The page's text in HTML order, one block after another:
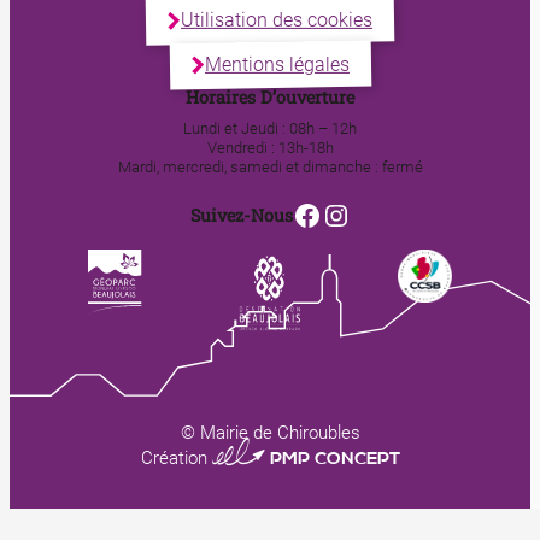
Utilisation des cookies
Mentions légales
Horaires D’ouverture
Lundi et Jeudi : 08h – 12h
Vendredi : 13h-18h
Mardi, mercredi, samedi et dimanche : fermé
Suivez-NousFacebook
Instagram
© Mairie de Chiroubles
Création 0123 PMP CONCEPT